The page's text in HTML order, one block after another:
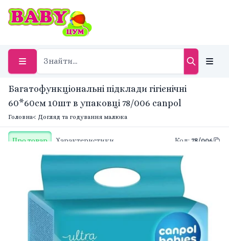
Багатофункціональні підклади гігієнічні
60*60см 10шт в упаковці 78/006 canpol
Головна< Догляд та годування малюка
Про товар Характеристики Код: 78/006